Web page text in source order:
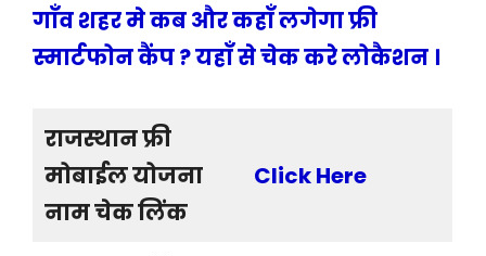
गाँव शहर मे कब और कहाँ लगेगा फ्री
स्मार्टफोन कैंप ? यहाँ से चेक करे लोकैशन ।
राजस्थान फ्री
मोबाईल योजना
नाम चेक लिंक
Click Here